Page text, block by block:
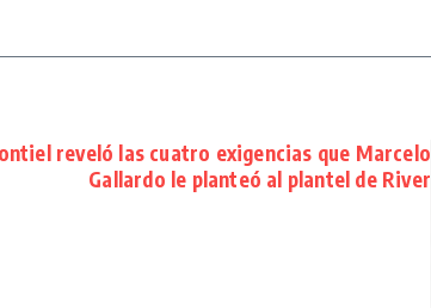
reveló las cuatro exigencias que Marcelo
Gallardo le planteó al plantel de River